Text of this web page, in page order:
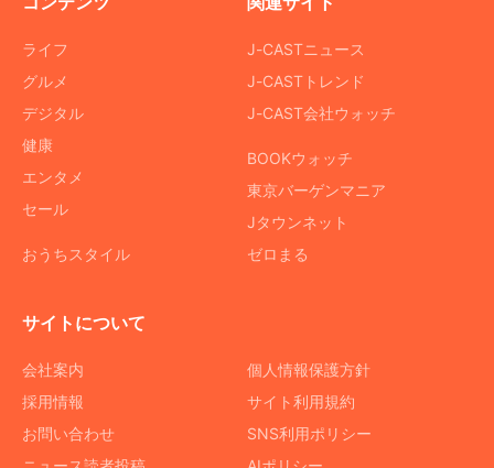
ライフ
グルメ
デジタル
健康
エンタメ
セール
おうちスタイル
J-CASTニュース
J-CASTトレンド
J-CAST会社ウォッチ
BOOKウォッチ
東京バーゲンマニア
Jタウンネット
ゼロまる
サイトについて
会社案内
採用情報
お問い合わせ
個人情報保護方針
サイト利用規約
SNS利用ポリシー